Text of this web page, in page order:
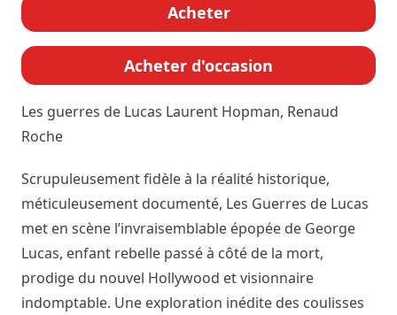
Acheter
Acheter d'occasion
Les guerres de Lucas Laurent Hopman, Renaud
Roche
Scrupuleusement fidèle à la réalité historique,
méticuleusement documenté, Les Guerres de Lucas
met en scène l’invraisemblable épopée de George
Lucas, enfant rebelle passé à côté de la mort,
prodige du nouvel Hollywood et visionnaire
indomptable. Une exploration inédite des coulisses